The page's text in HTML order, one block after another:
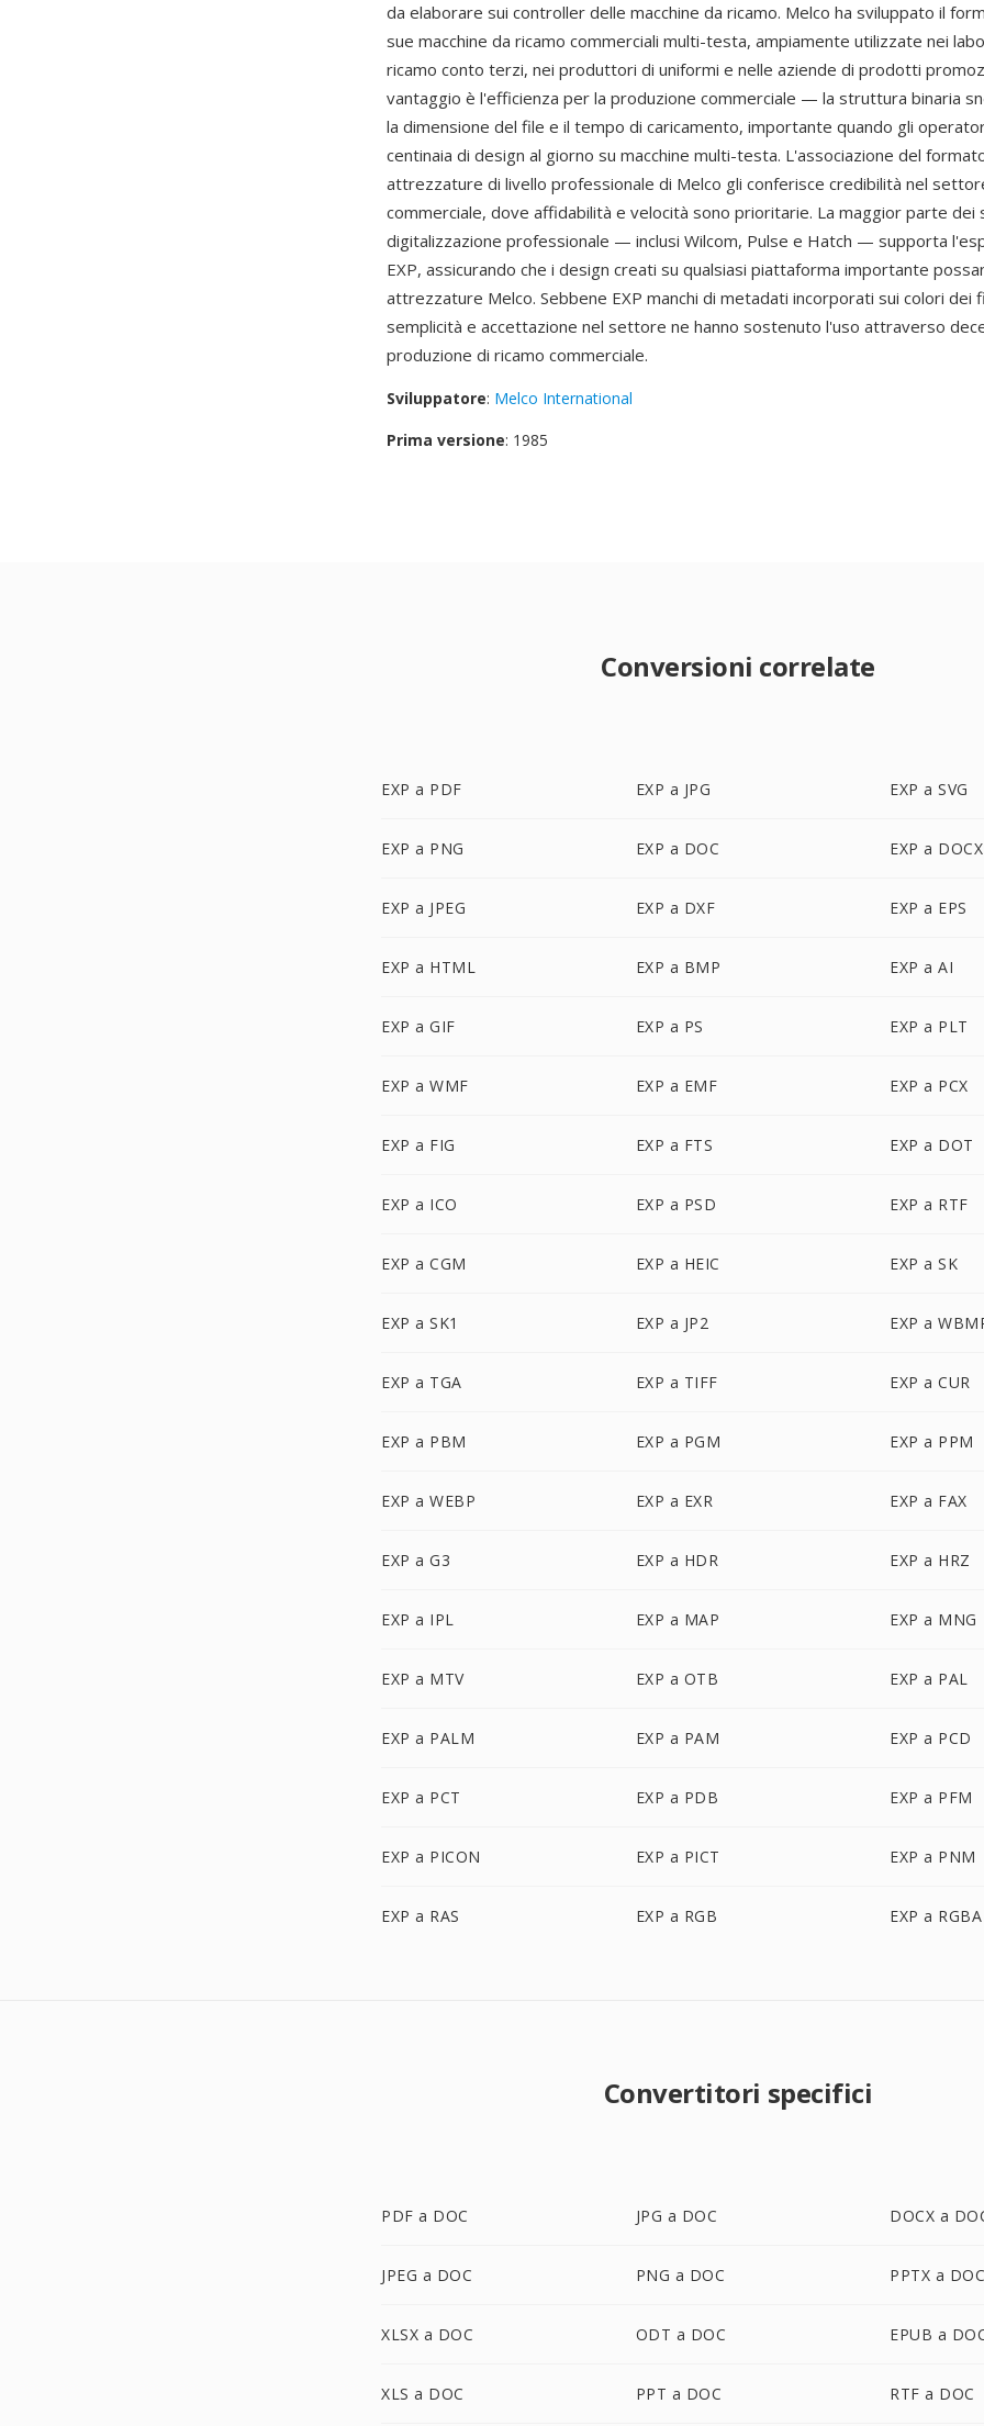
da elaborare sui controller delle macchine da ricamo. Melco ha sviluppato il
sue macchine da ricamo commerciali multi-testa, ampiamente utilizzate nei
ricamo conto terzi, nei produttori di uniformi e nelle aziende di prodotti
vantaggio è l'efficienza per la produzione commerciale — la struttura binaria
la dimensione del file e il tempo di caricamento, importante quando gli
centinaia di design al giorno su macchine multi-testa. L'associazione del
attrezzature di livello professionale di Melco gli conferisce credibilità nel
commerciale, dove affidabilità e velocità sono prioritarie. La maggior parte dei
digitalizzazione professionale — inclusi Wilcom, Pulse e Hatch — supporta
EXP, assicurando che i design creati su qualsiasi piattaforma importante
attrezzature Melco. Sebbene EXP manchi di metadati incorporati sui colori dei
semplicità e accettazione nel settore ne hanno sostenuto l'uso attraverso
produzione di ricamo commerciale.
Sviluppatore: Melco International
Prima versione: 1985
Conversioni correlate
EXP a PDF EXP a JPG EXP a SVG
EXP a PNG EXP a DOC EXP a DOCX
EXP a JPEG EXP a DXF EXP a EPS
EXP a HTML EXP a BMP EXP a AI
EXP a GIF EXP a PS EXP a PLT
EXP a WMF EXP a EMF EXP a PCX
EXP a FIG EXP a FTS EXP a DOT
EXP a ICO EXP a PSD EXP a RTF
EXP a CGM EXP a HEIC EXP a SK
EXP a SK1 EXP a JP2 EXP a
EXP a TGA EXP a TIFF EXP a CUR
EXP a PBM EXP a PGM EXP a PPM
EXP a WEBP EXP a EXR EXP a FAX
EXP a G3 EXP a HDR EXP a HRZ
EXP a IPL EXP a MAP EXP a MNG
EXP a MTV EXP a OTB EXP a PAL
EXP a PALM EXP a PAM EXP a PCD
EXP a PCT EXP a PDB EXP a PFM
EXP a PICON EXP a PICT EXP a PNM
EXP a RAS EXP a RGB EXP a RGBA
Convertitori specifici
PDF a DOC JPG a DOC DOCX a
JPEG a DOC PNG a DOC PPTX a
XLSX a DOC ODT a DOC EPUB a
XLS a DOC PPT a DOC RTF a DOC